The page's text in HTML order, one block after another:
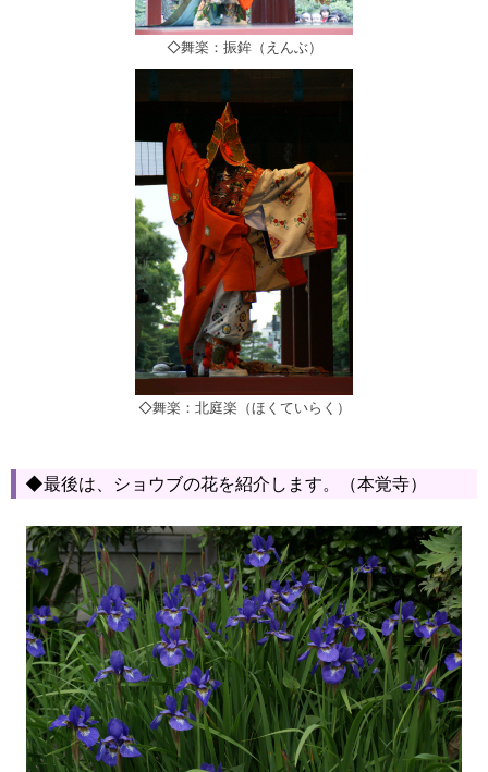
◇舞楽：振鉾（えんぶ）
◇舞楽：北庭楽（ほくていらく）
◆最後は、ショウブの花を紹介します。（本覚寺）